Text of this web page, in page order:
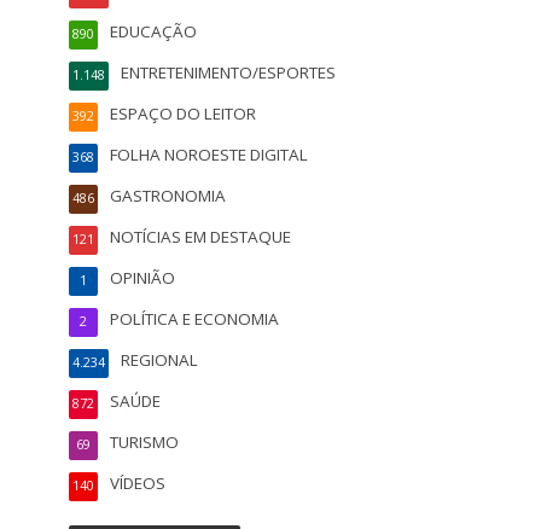
EDUCAÇÃO
890
ENTRETENIMENTO/ESPORTES
1.148
ESPAÇO DO LEITOR
392
FOLHA NOROESTE DIGITAL
368
GASTRONOMIA
486
NOTÍCIAS EM DESTAQUE
121
OPINIÃO
1
POLÍTICA E ECONOMIA
2
REGIONAL
4.234
SAÚDE
872
TURISMO
69
VÍDEOS
140